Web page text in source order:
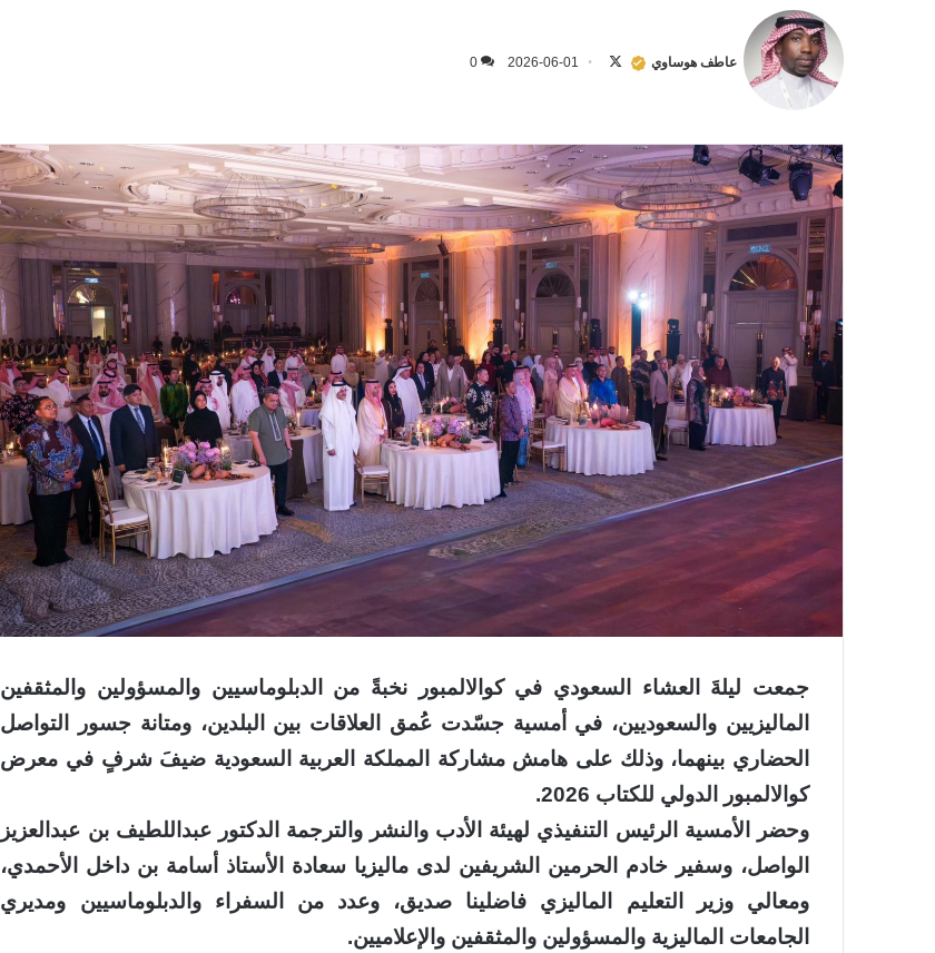
عاطف هوساوي 2026-06-01
0
جمعت ليلةَ العشاء السعودي في كوالالمبور نخبةً من الدبلوماسيين والمسؤولين والمثقفين
الماليزيين والسعوديين، في أمسية جسّدت عُمق العلاقات بين البلدين، ومتانة جسور التواصل
الحضاري بينهما، وذلك على هامش مشاركة المملكة العربية السعودية ضيفَ شرفٍ في معرض
كوالالمبور الدولي للكتاب 2026.
وحضر الأمسية الرئيس التنفيذي لهيئة الأدب والنشر والترجمة الدكتور عبداللطيف بن عبدالعزيز
الواصل، وسفير خادم الحرمين الشريفين لدى ماليزيا سعادة الأستاذ أسامة بن داخل الأحمدي،
ومعالي وزير التعليم الماليزي فاضلينا صديق، وعدد من السفراء والدبلوماسيين ومديري
الجامعات الماليزية والمسؤولين والمثقفين والإعلاميين.